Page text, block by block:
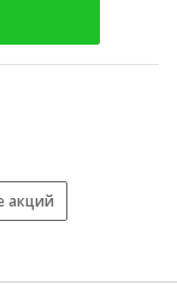
акций